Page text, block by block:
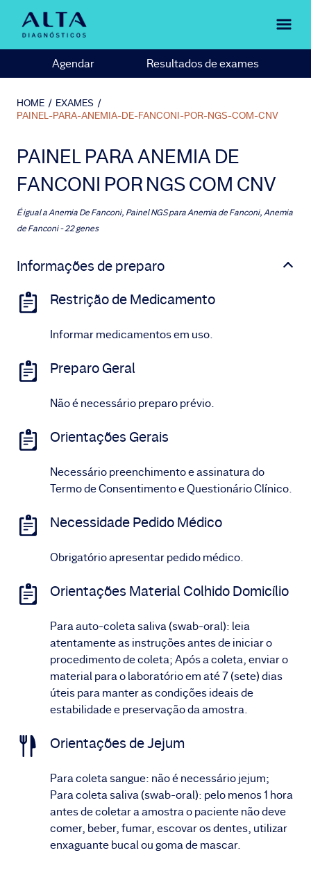
Agendar Resultados de exames
HOME / EXAMES /
PAINEL-PARA-ANEMIA-DE-FANCONI-POR-NGS-COM-CNV
PAINEL PARA ANEMIA DE
FANCONI POR NGS COM CNV
É igual aAnemia De Fanconi, Painel NGS para Anemia de Fanconi, Anemia
de Fanconi - 22 genes
Informações de preparo
Restrição de Medicamento
Informar medicamentos em uso.
Preparo Geral
Não é necessário preparo prévio.
Orientações Gerais
Necessário preenchimento e assinatura do
Termo de Consentimento e Questionário Clínico.
Necessidade Pedido Médico
Obrigatório apresentar pedido médico.
Orientações Material Colhido Domicílio
Para auto-coleta saliva (swab-oral): leia
atentamente as instruções antes de iniciar o
procedimento de coleta; Após a coleta, enviar o
material para o laboratório em até 7 (sete) dias
úteis para manter as condições ideais de
estabilidade e preservação da amostra.
Orientações de Jejum
Para coleta sangue: não é necessário jejum;
Para coleta saliva (swab-oral): pelo menos 1 hora
antes de coletar a amostra o paciente não deve
comer, beber, fumar, escovar os dentes, utilizar
enxaguante bucal ou goma de mascar.